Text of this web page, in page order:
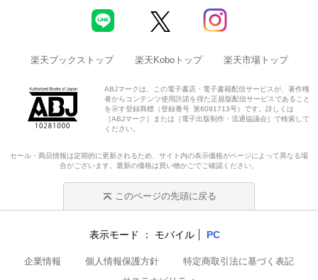
楽天ブックストップ 楽天Koboトップ 楽天市場トップ
ABJマークは、この電子書店・電子書籍配信サービスが、著作権
者からコンテンツ使用許諾を得た正規版配信サービスであること
を示す登録商標（登録番号 第6091713号）です。詳しくは
［ABJマーク］または［電子出版制作・流通協議会］で検索して
ください。
セール・商品情報は定期的に更新されるため、サイト内の表示価格がページによって異なる場
合がございます。最新の価格は買い物かごでご確認ください。
このページの先頭に戻る
表示モード モバイル PC
企業情報 個人情報保護方針
特定商取引法に基づく表記